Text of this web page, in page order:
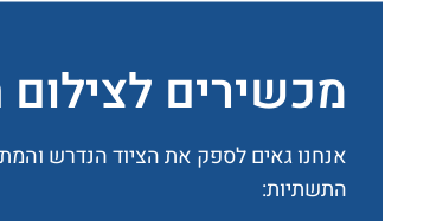
מכשירים לצילום
אנחנו גאים לספק את הציוד הנדרש
התשתיות: